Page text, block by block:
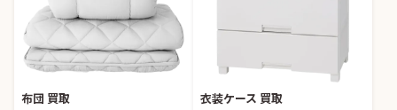
布団 買取 衣装ケース 買取